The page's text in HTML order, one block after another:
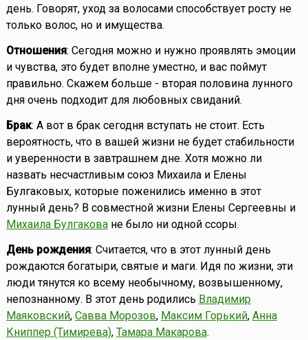
день. Говорят, уход за волосами способствует росту не
только волос, но и имущества.
Отношения: Сегодня можно и нужно проявлять эмоции
и чувства, это будет вполне уместно, и вас поймут
правильно. Скажем больше - вторая половина лунного
дня очень подходит для любовных свиданий.
Брак: А вот в брак сегодня вступать не стоит. Есть
вероятность, что в вашей жизни не будет стабильности
и уверенности в завтрашнем дне. Хотя можно ли
назвать несчастливым союз Михаила и Елены
Булгаковых, которые поженились именно в этот
лунный день? В совместной жизни Елены Сергеевны и
Михаила Булгаковане было ни одной ссоры.
День рождения: Считается, что в этот лунный день
рождаются богатыри, святые и маги. Идя по жизни, эти
люди тянутся ко всему необычному, возвышенному,
непознанному. В этот день родились Владимир
Маяковский, Савва Морозов, Максим Горький, Анна
Книппер (Тимирева), Тамара Макарова.